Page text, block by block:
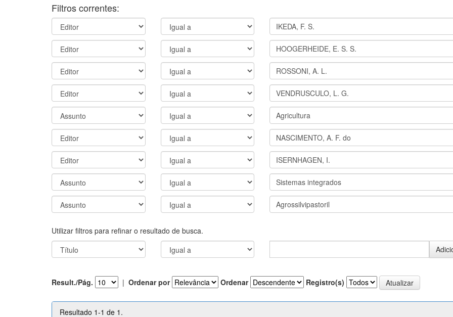
Filtros correntes:
Utilizar filtros para refinar o resultado de busca.
Result./Pág. | Ordenar por Ordenar Registro(s)
Resultado 1-1 de 1.